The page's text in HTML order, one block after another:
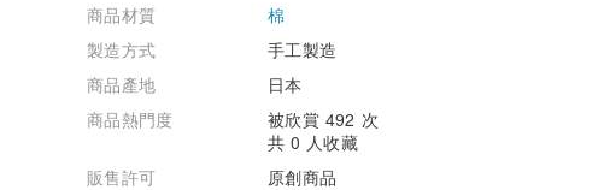
商品材質
棉
製造方式
手工製造
商品產地
日本
商品熱門度
被欣賞 492 次
共 0 人收藏
販售許可
原創商品